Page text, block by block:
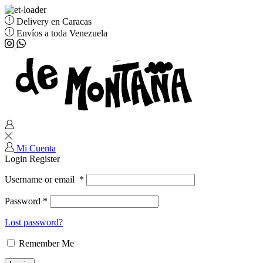
Delivery en Caracas
Envíos a toda Venezuela
Instagram
Whatsapp
Mi Cuenta
Login Register
Username or email *
Password *
Lost password?
Remember Me